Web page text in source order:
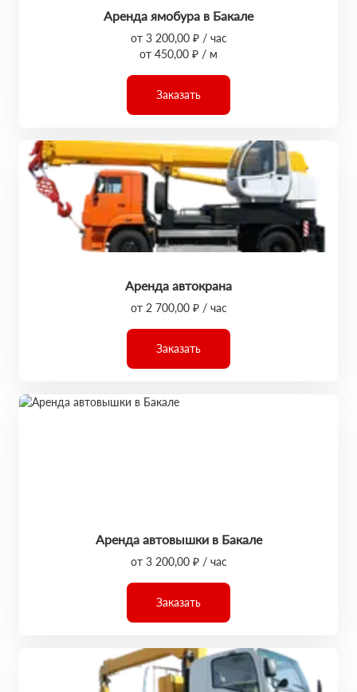
Аренда ямобура в Бакале
от 3 200,00 ₽ / час
от 450,00 ₽ / м
Заказать
Аренда автокрана
от 2 700,00 ₽ / час
Заказать
Аренда автовышки в Бакале
от 3 200,00 ₽ / час
Заказать